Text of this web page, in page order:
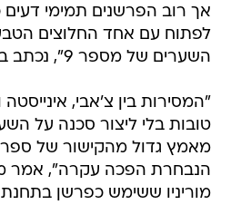
אך רוב הפרשנים תמימי דעים
לפתוח עם אחד החלוצים
השערים של מספר 9", נכתב ב'מארקה'.
"המסירות בין צ'אבי,
טובות בלי ליצור סכנה על
מאמץ גדול מהקישור של
הנבחרת הפכה עקרה", אמר
מוריניו ששימש כפרשן בתחנת